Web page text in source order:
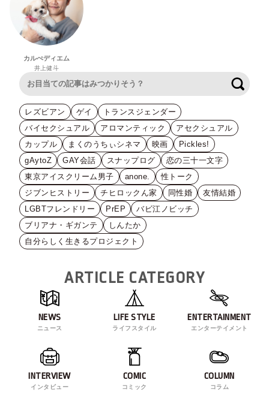
カルぺディエム
井上健斗
レズビアン ゲイ
トランスジェンダー
バイセクシュアル
アロマンティック
アセクシュアル
カップル
まくのうちぃシネマ 映画
Pickles!
gAytoZ
GAY会話 スナップログ
恋の三十一文字
東京アイスクリーム男子
anone.
性トーク
ジブンヒストリー
チヒロックん家 同性婚
友情結婚
LGBTフレンドリー
PrEP
バビ江ノビッチ
ブリアナ・ギガンテ
しんたか
自分らしく生きるプロジェクト
ARTICLE CATEGORY
NEWS
ニュース
LIFE STYLE
ライフスタイル
ENTERTAINMENT
エンターテイメント
INTERVIEW
インタビュー
COMIC
コミック
COLUMN
コラム